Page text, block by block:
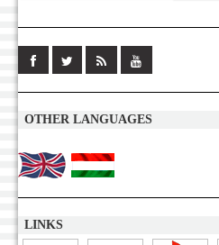
OTHER LANGUAGES
LINKS